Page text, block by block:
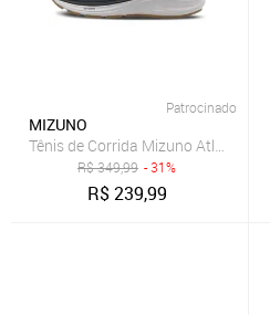
Patrocinado
MIZUNO
Tênis de Corrida Mizuno Atlantis 2
R$349,99 - 31%
R$239,99